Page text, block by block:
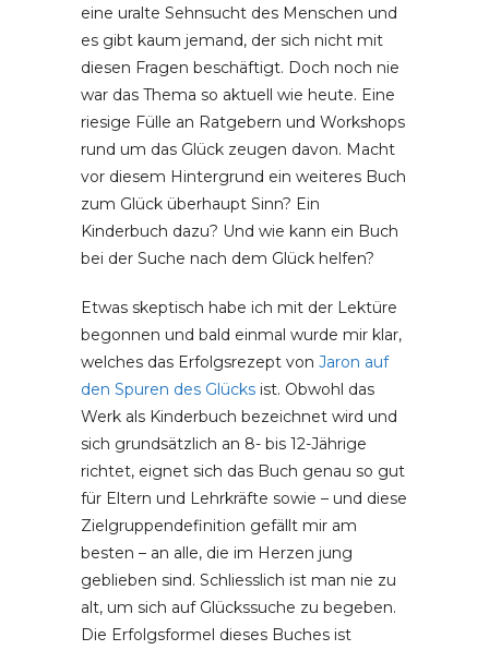
eine uralte Sehnsucht des Menschen und
es gibt kaum jemand, der sich nicht mit
diesen Fragen beschäftigt. Doch noch nie
war das Thema so aktuell wie heute. Eine
riesige Fülle an Ratgebern und Workshops
rund um das Glück zeugen davon. Macht
vor diesem Hintergrund ein weiteres Buch
zum Glück überhaupt Sinn? Ein
Kinderbuch dazu? Und wie kann ein Buch
bei der Suche nach dem Glück helfen?
Etwas skeptisch habe ich mit der Lektüre
begonnen und bald einmal wurde mir klar,
welches das Erfolgsrezept von Jaron auf
den Spuren des Glücks ist. Obwohl das
Werk als Kinderbuch bezeichnet wird und
sich grundsätzlich an 8- bis 12-Jährige
richtet, eignet sich das Buch genau so gut
für Eltern und Lehrkräfte sowie – und diese
Zielgruppendefinition gefällt mir am
besten – an alle, die im Herzen jung
geblieben sind. Schliesslich ist man nie zu
alt, um sich auf Glückssuche zu begeben.
Die Erfolgsformel dieses Buches ist